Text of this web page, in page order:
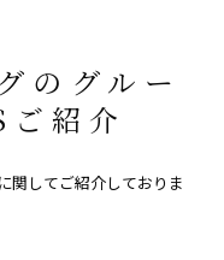
のグルー
紹介
関してご紹介しておりま